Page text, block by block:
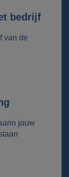
bedrijf
van de
jouw